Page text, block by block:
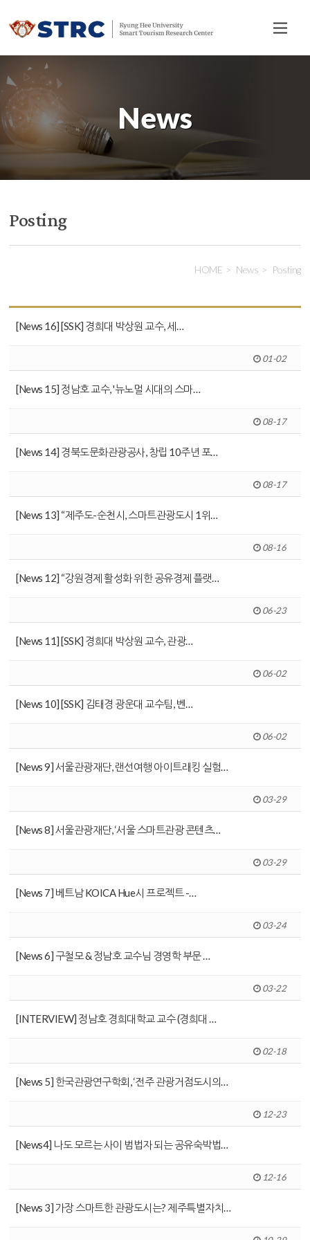
전
체
News
Posting
HOME News Posting
[News 16] [SSK] 경희대 박상원 교수, 세…
01-02
[News 15] 정남호 교수, '뉴노멀 시대의 스마…
08-17
[News 14] 경북도문화관광공사, 창립 10주년 포…
08-17
[News 13] “제주도-순천시, 스마트관광도시 1위…
08-16
[News 12] “강원경제 활성화 위한 공유경제 플랫…
06-23
[News 11] [SSK] 경희대 박상원 교수, 관광…
06-02
[News 10] [SSK] 김태경 광운대 교수팀, 벤…
06-02
[News 9] 서울관광재단, 랜선여행 아이트래킹 실험…
03-29
[News 8] 서울관광재단, ‘서울 스마트관광 콘텐츠…
03-29
[News 7] 베트남 KOICA Hue시 프로젝트 -…
03-24
[News 6] 구철모 & 정남호 교수님 경영학 부문 …
03-22
[INTERVIEW] 정남호 경희대학교 교수 (경희대 …
02-18
[News 5] 한국관광연구학회, ‘전주 관광거점도시의…
12-23
[News4] 나도 모르는 사이 범법자 되는 공유숙박법…
12-16
[News 3] 가장 스마트한 관광도시는? 제주특별자치…